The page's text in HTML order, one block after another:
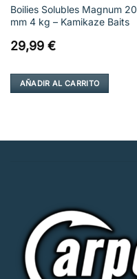
Boilies Solubles Magnum 20
mm 4 kg – Kamikaze Baits
29,99 €
AÑADIR AL CARRITO